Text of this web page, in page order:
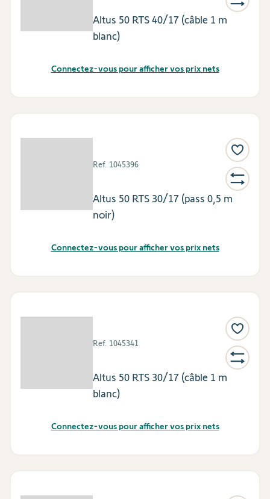
Altus 50 RTS 40/17 (câble 1 m
blanc)
Connectez-vous pour afficher vos prix nets
Ref. 1045396
Altus 50 RTS 30/17 (pass 0,5 m
noir)
Connectez-vous pour afficher vos prix nets
Ref. 1045341
Altus 50 RTS 30/17 (câble 1 m
blanc)
Connectez-vous pour afficher vos prix nets